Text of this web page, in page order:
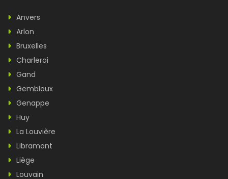
Anvers
Arlon
Bruxelles
Charleroi
Gand
Gembloux
Genappe
Huy
La Louvière
Libramont
Liège
Louvain